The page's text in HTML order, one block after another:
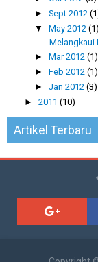
►Sept 2012
▼May 2012(1)
Melangkaui
►Mar 2012(1)
►Feb 2012(1)
►Jan 2012(3)
► 2011 (10)
Artikel Terbaru